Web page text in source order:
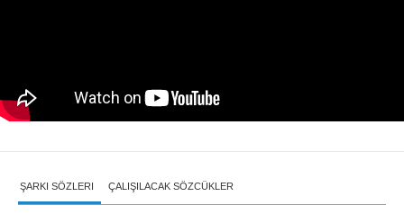
ŞARKI SÖZLERI ÇALIŞILACAK SÖZCÜKLER